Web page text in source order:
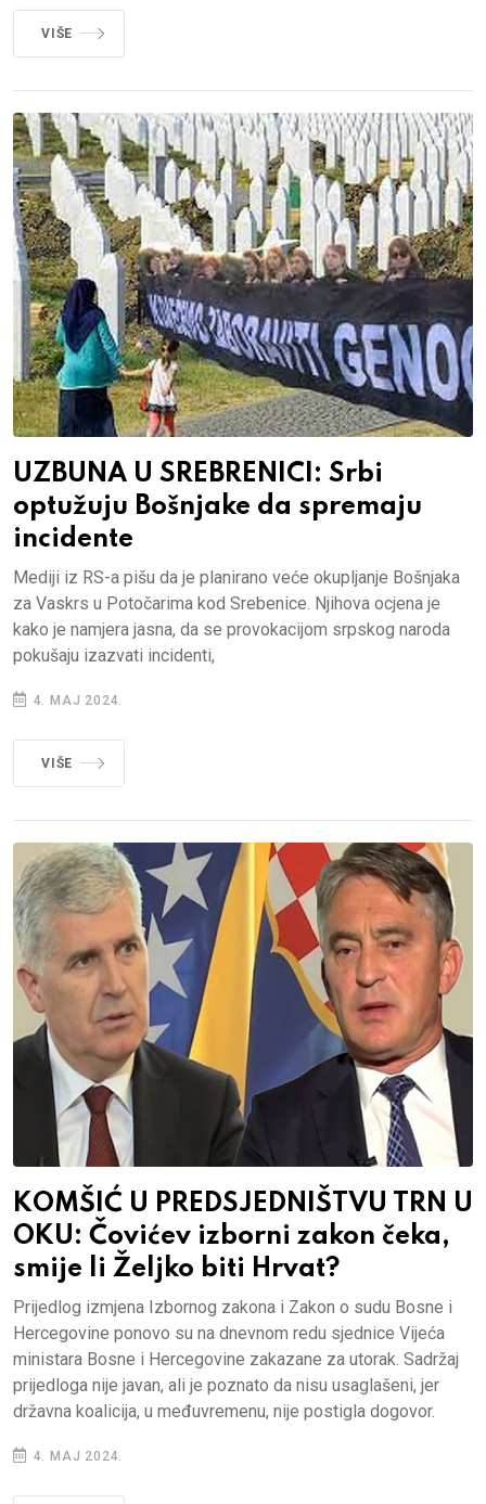
VIŠE
UZBUNA U SREBRENICI: Srbi
optužuju Bošnjake da spremaju
incidente
Mediji iz RS-a pišu da je planirano veće okupljanje Bošnjaka
za Vaskrs u Potočarima kod Srebenice. Njihova ocjena je
kako je namjera jasna, da se provokacijom srpskog naroda
pokušaju izazvati incidenti,
4. MAJ 2024.
VIŠE
KOMŠIĆ U PREDSJEDNIŠTVU TRN U
OKU: Čovićev izborni zakon čeka,
smije li Željko biti Hrvat?
Prijedlog izmjena Izbornog zakona i Zakon o sudu Bosne i
Hercegovine ponovo su na dnevnom redu sjednice Vijeća
ministara Bosne i Hercegovine zakazane za utorak. Sadržaj
prijedloga nije javan, ali je poznato da nisu usaglašeni, jer
državna koalicija, u međuvremenu, nije postigla dogovor.
4. MAJ 2024.